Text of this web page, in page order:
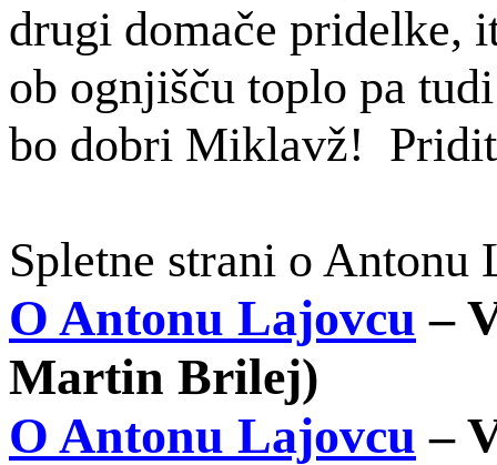
drugi domače pridelke,
ob ognjišču toplo pa
bo dobri Miklavž!
Spletne strani o Antonu
O Antonu Lajovcu –
Martin Brilej)
O Antonu Lajovcu –